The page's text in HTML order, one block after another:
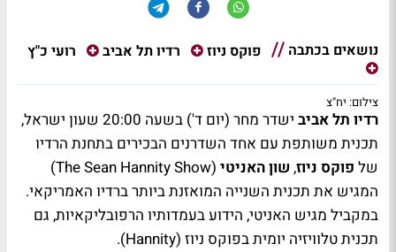
נושאים בכתבה פוקס ניוז רדיו תל אביב רועי כ"ץ
צילום: יח"צ
רדיו תל אביב
ישדר מחר (יום ד') בשעה 20:00 שעון ישראל,
תכנית משותפת עם אחד השדרנים הבכירים בתחנת הרדיו
של פוקס ניוז, שון האניטי (
The Sean Hannity Show
)
המגיש את תכנית השנייה המואזנת ביותר ברדיו האמריקאי.
במקביל מגיש האניטי, הידוע בעמדותיו הרפובליקאיות, גם
תכנית טלוויזיה יומית בפוקס ניוז (Hannity
).